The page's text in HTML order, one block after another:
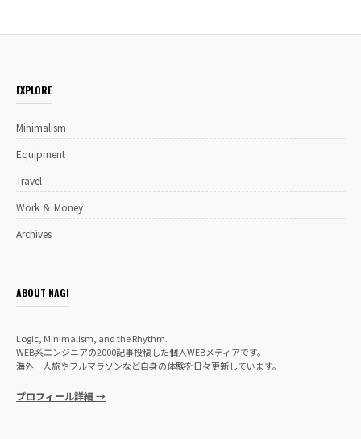
EXPLORE
Minimalism
Equipment
Travel
Work ＆ Money
Archives
ABOUT NAGI
Logic, Minimalism, and the Rhythm.
WEB系エンジニアの2000記事投稿した個人WEBメディアです。
海外一人旅やフルマラソンなど自身の体験を日々更新しています。
プロフィール詳細 →